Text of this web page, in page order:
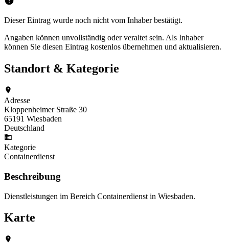
Dieser Eintrag wurde noch nicht vom Inhaber bestätigt.
Angaben können unvollständig oder veraltet sein. Als Inhaber
können Sie diesen Eintrag kostenlos übernehmen und aktualisieren.
Standort & Kategorie
Adresse
Kloppenheimer Straße 30
65191 Wiesbaden
Deutschland
Kategorie
Containerdienst
Beschreibung
Dienstleistungen im Bereich Containerdienst in Wiesbaden.
Karte